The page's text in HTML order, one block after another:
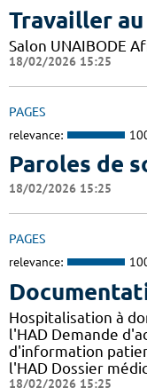
Travailler au
Salon UNAIBODE
18/02/2026 15:25
PAGES
relevance:
Paroles de
18/02/2026 15:25
PAGES
relevance:
Hospitalisation à
l'HAD Demande
d'information
l'HAD Dossier
18/02/2026 15:25